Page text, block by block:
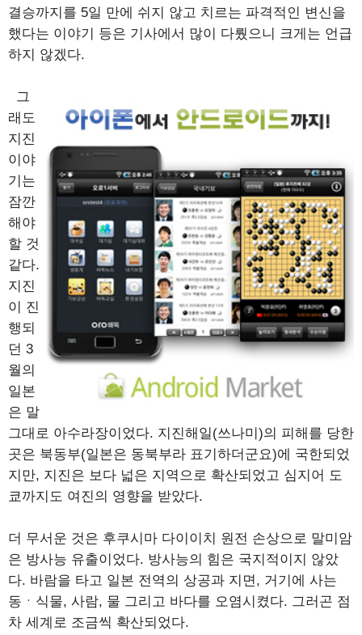
결승까지를 5일 만에 쉬지 않고 치르는 파격적인 변신을
했다는 이야기 등은 기사에서 많이 다뤘으니 크게는 언급
하지 않겠다.
그
래도
지진
이야
기는
잠깐
해야
할 것
같다.
지진
이 진
행되
던 3
월의
일본
은 말
그대로 아수라장이었다. 지진해일(쓰나미)의 피해를 당한
곳은 북동부(일본은 동북부라 표기하더군요)에 국한되었
지만, 지진은 보다 넓은 지역으로 확산되었고 심지어 도
쿄까지도 여진의 영향을 받았다.
더 무서운 것은 후쿠시마 다이이치 원전 손상으로 말미암
은 방사능 유출이었다. 방사능의 힘은 국지적이지 않았
다. 바람을 타고 일본 전역의 상공과 지면, 거기에 사는
동ㆍ식물, 사람, 물 그리고 바다를 오염시켰다. 그러곤 점
차 세계로 조금씩 확산되었다.